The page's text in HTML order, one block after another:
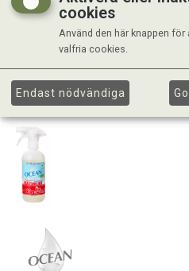
cookies
Använd den här knappen
valfria cookies.
Endast nödvändiga